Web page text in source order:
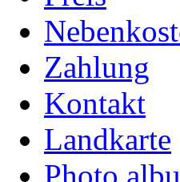
Zahlung
Kontakt
Landkarte
Photo